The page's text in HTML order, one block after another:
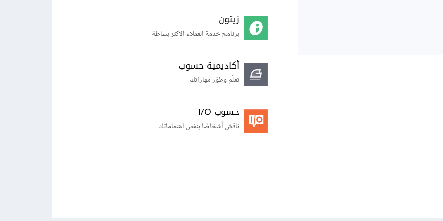
زيتون
برنامج خدمة العملاء الأكثر بساطة
أكاديمية حسوب
تعلّم وطوّر مهاراتك
حسوب I/O
ناقش أشخاصًا بنفس اهتماماتك